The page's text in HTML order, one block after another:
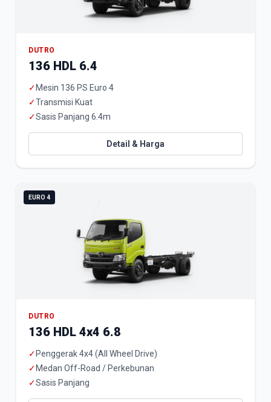
DUTRO
136 HDL 6.4
✓ Mesin 136 PS Euro 4
✓Transmisi Kuat
✓Sasis Panjang 6.4m
Detail & Harga
EURO 4
DUTRO
136 HDL 4x4 6.8
✓ Penggerak 4x4 (All Wheel Drive)
✓ Medan Off-Road / Perkebunan
✓Sasis Panjang